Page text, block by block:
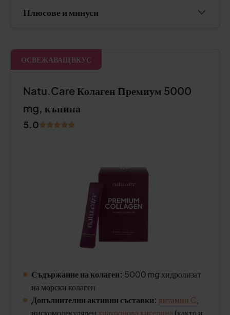
Плюсове и минуси
ОСВЕЖАВАЩ ВКУС
Natu.Care Колаген Премиум 5000
mg, къпина
5.0
Съдържание на колаген: 5000 mg хидролизат
на морски колаген
Допълнителни активни съставки: витамин C
нискомолекулярен хиауронова киселина (както и